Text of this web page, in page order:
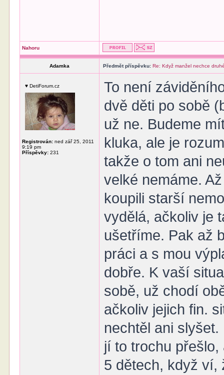
Nahoru
Adamka Předmět příspěvku: Re: Když manžel nechce
♥ DetiForum.cz
Registrován: ned zář 25, 2011
9:19 pm
Příspěvky: 231
To není
dvě děti po sobě
už ne. Budeme
kluka, ale je
takže o tom ani
velké nemáme.
koupili starší
vydělá, ačkoliv je
ušetříme. Pak až
práci a s mou
dobře. K vaší
sobě, už chodí
ačkoliv jejich fin.
nechtěl ani
jí to trochu
5 dětech, když ví,